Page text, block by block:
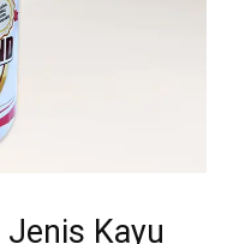
Kayu